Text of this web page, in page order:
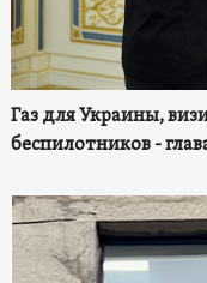
Газ для Украины,
беспилотников -